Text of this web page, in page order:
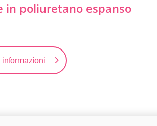
in poliuretano espanso